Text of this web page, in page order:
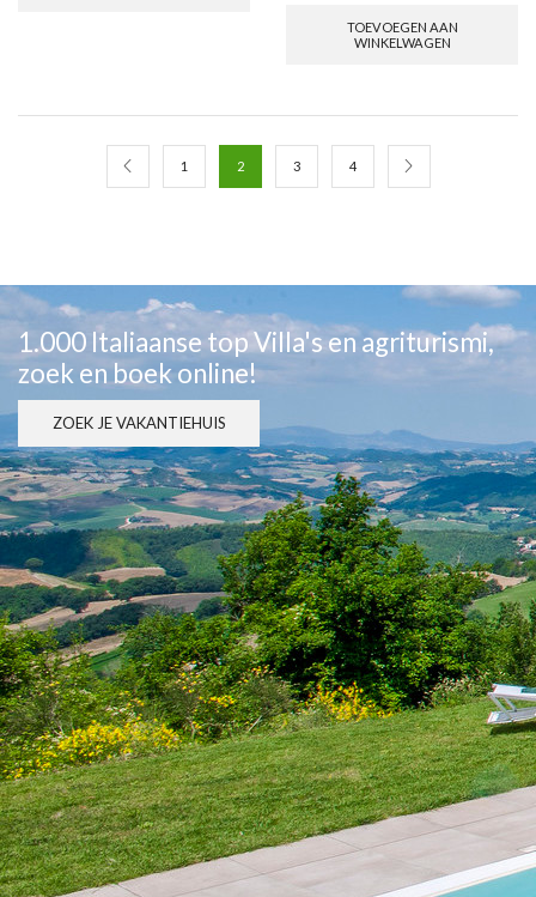
TOEVOEGEN AAN
WINKELWAGEN
1 2 3 4
1.000 Italiaanse top Villa's en agriturismi,
zoek en boek online!
ZOEK JE VAKANTIEHUIS